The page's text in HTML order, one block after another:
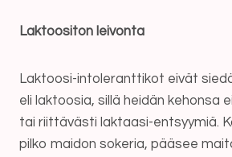
Laktoositon leivonta
Laktoosi-intoleranttikot eivät
eli laktoosia, sillä heidän kehonsa
tai riittävästi laktaasi-entsyymiä.
pilko maidon sokeria, pääsee